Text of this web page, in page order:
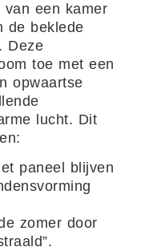
een kamer
de beklede
Deze
toe met een
opwaartse
lucht. Dit
paneel blijven
zomer door